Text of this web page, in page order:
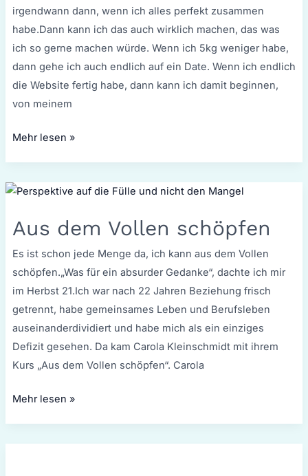
irgendwann dann, wenn ich alles perfekt zusammen
habe.Dann kann ich das auch wirklich machen, das was
ich so gerne machen würde. Wenn ich 5kg weniger habe,
dann gehe ich auch endlich auf ein Date. Wenn ich endlich
die Website fertig habe, dann kann ich damit beginnen,
von meinem
Mehr lesen »
Aus dem Vollen schöpfen
Es ist schon jede Menge da, ich kann aus dem Vollen
schöpfen.„Was für ein absurder Gedanke“, dachte ich mir
im Herbst 21.Ich war nach 22 Jahren Beziehung frisch
getrennt, habe gemeinsames Leben und Berufsleben
auseinanderdividiert und habe mich als ein einziges
Defizit gesehen. Da kam Carola Kleinschmidt mit ihrem
Kurs „Aus dem Vollen schöpfen“. Carola
Aus
Vollen
Mehr lesen »